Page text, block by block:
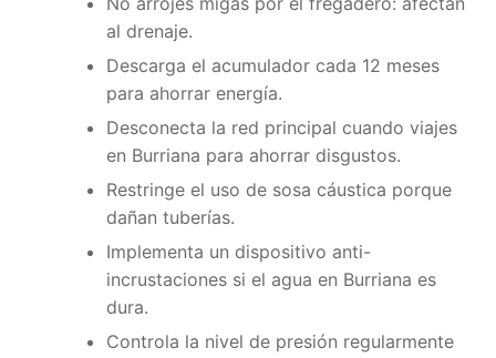
al drenaje.
Descarga el acumulador cada 12 meses
para ahorrar energía.
Desconecta la red principal cuando viajes
en Burriana para ahorrar disgustos.
Restringe el uso de sosa cáustica porque
dañan tuberías.
Implementa un dispositivo anti-
incrustaciones si el agua en Burriana es
dura.
Controla la nivel de presión regularmente